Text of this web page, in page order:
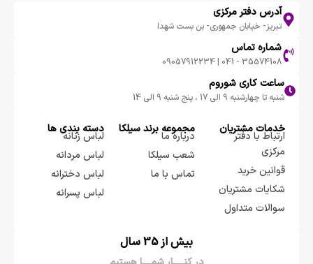
آدرس دفتر مرکزی
تبریز- خیابان جمهوری- بن بست شهدا
شماره تماس
35574108 - 041 | 09057912234
ساعت کاری شوروم
شنبه تا چهارشنبه 9 الی 17 ، پنج شنبه 9 الی 14
خدمات مشتریان
ارتباط با دفتر
مرکزی
قوانین خرید
شکایات مشتریان
سوالات متداول
مجموعه برند سيلكا
درباره ما
شعب سیلکا
تماس با ما
دسته بندی ها
لباس زنانه
لباس مردانه
لباس دخترانه
لباس پسرانه
بیش از 35 سال